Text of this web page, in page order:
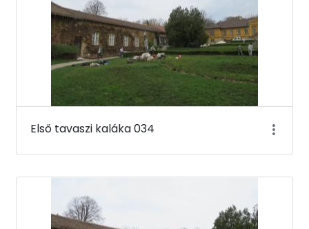
Első tavaszi kaláka 034